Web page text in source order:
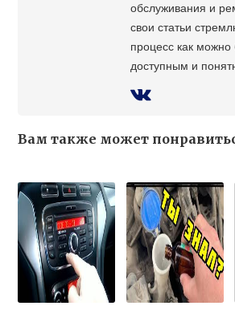
обслуживания и
свои статьи
процесс как
доступным и
Вам также может